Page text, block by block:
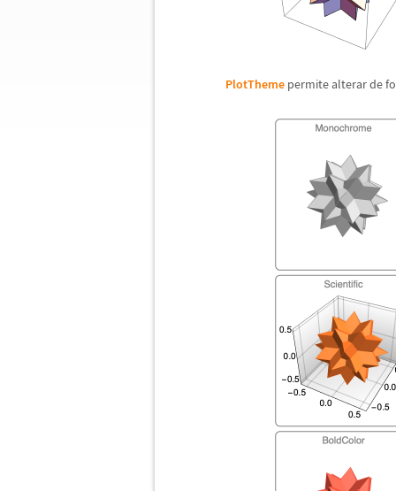
PlotTheme permite alterar de